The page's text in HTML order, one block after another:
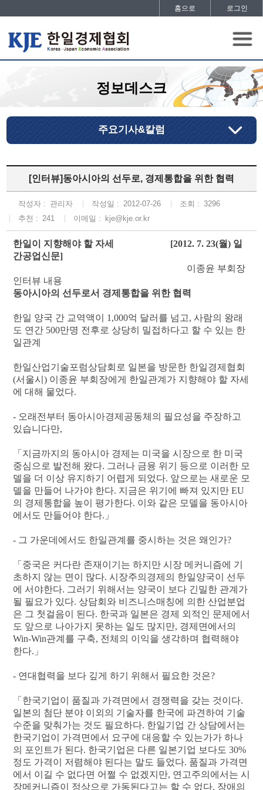
홈으로 로그인
정보데스크
주요기사&칼럼
[인터뷰]동아시아의 선두로, 경제통합을 위한 협력
작성자 : 관리자 작성일 : 2012-07-26 조회 : 3296
추천 : 241 이메일 : kje@kje.or.kr
한일이 지향해야 할 자세 [2012. 7. 23(월) 일
간공업신문]
이종윤 부회장
인터뷰 내용
동아시아의 선두로서 경제통합을 위한 협력
한일 양국 간 교역액이 1,000억 달러를 넘고, 사람의 왕래
도 연간 500만명 전후로 상당히 밀접하다고 할 수 있는 한
일관계
한일산업기술포럼상담회로 일본을 방문한 한일경제협회
(서울시) 이종윤 부회장에게 한일관계가 지향해야 할 자세
에 대해 물었다.
- 오래전부터 동아시아경제공동체의 필요성을 주장하고
있습니다만,
「지금까지의 동아시아 경제는 미국을 시장으로 한 미국
중심으로 발전해 왔다. 그러나 금융 위기 등으로 이러한 모
델을 더 이상 유지하기 어렵게 되었다. 앞으로는 새로운 모
델을 만들어 나가야 한다. 지금은 위기에 빠져 있지만 EU
의 경제통합을 높이 평가한다. 이와 같은 모델을 동아시아
에서도 만들어야 한다.」
- 그 가운데에서도 한일관계를 중시하는 것은 왜인가?
「중국은 커다란 존재이기는 하지만 시장 메커니즘에 기
초하지 않는 면이 많다. 시장주의경제의 한일양국이 선두
에 서야한다. 그러기 위해서는 양국이 보다 긴밀한 관계가
될 필요가 있다. 상담회와 비즈니스매칭에 의한 산업분업
은 그 첫걸음이 된다. 한국과 일본은 경제 외적인 문제에서
도 앞으로 나아가지 못하는 일도 많지만, 경제면에서의
Win-Win관계를 구축, 전체의 이익을 생각하며 협력해야
한다.」
- 연대협력을 보다 깊게 하기 위해서 필요한 것은?
「한국기업이 품질과 가격면에서 경쟁력을 갖는 것이다.
일본의 첨단 분야 이외의 기술자를 한국에 파견하여 기술
수준을 맞춰가는 것도 필요하다. 한일기업 간 상담에서는
한국기업이 가격면에서 요구에 대응할 수 있는가가 하나
의 포인트가 된다. 한국기업은 다른 일본기업 보다도 30%
정도 가격이 저렴해야 된다는 말도 들었다. 품질과 가격면
에서 이길 수 없다면 어쩔 수 없겠지만, 연고주의에서는 시
장메커니즘이 정상으로 가동된다고는 할 수 없다. 장애의